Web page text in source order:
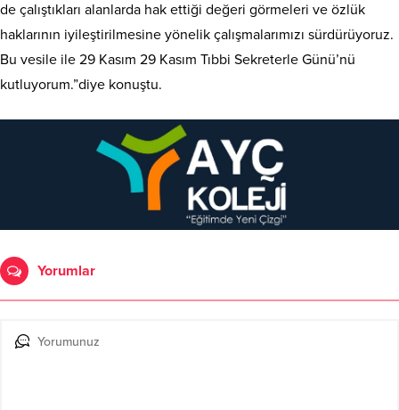
de çalıştıkları alanlarda hak ettiği değeri görmeleri ve özlük
haklarının iyileştirilmesine yönelik çalışmalarımızı sürdürüyoruz.
Bu vesile ile 29 Kasım 29 Kasım Tıbbi Sekreterle Günü’nü
kutluyorum.”diye konuştu.
Yorumlar